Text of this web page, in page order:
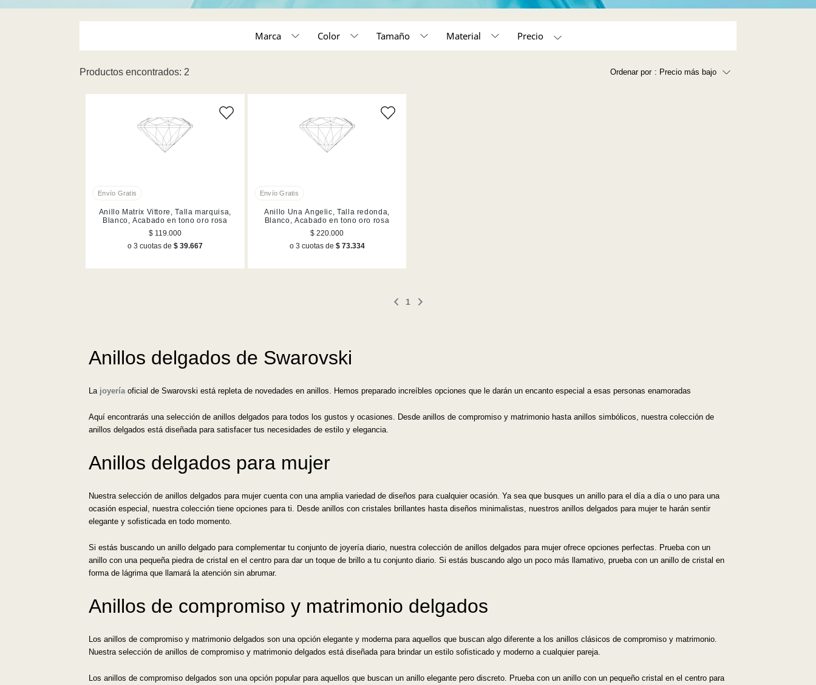
Marca
Swarovski (2)
Color Tamaño Material
50,000 - 150,000 (1) 150,000 - 250,000 (1)
Productos encontrados: 2 Ordenar por : Precio más bajo
Anillo Matrix Vittore, Talla marquisa,
Blanco, Acabado en tono oro rosa
$ 119.000
o 3 cuotas de $ 39.667
Anillo Una Angelic, Talla redonda,
Blanco, Acabado en tono oro rosa
$ 220.000
o 3 cuotas de $ 73.334
1
Anillos delgados de Swarovski
La joyeríaoficial de Swarovski está repleta de novedades en anillos. Hemos preparado increíbles opciones que le darán un encanto especial a esas personas enamoradas
Aquí encontrarás una selección de anillos delgados para todos los gustos y ocasiones. Desde anillos de compromiso y matrimonio hasta anillos simbólicos, nuestra colección de
anillos delgados está diseñada para satisfacer tus necesidades de estilo y elegancia.
Anillos delgados para mujer
Nuestra selección de anillos delgados para mujer cuenta con una amplia variedad de diseños para cualquier ocasión. Ya sea que busques un anillo para el día a día o uno para una
ocasión especial, nuestra colección tiene opciones para ti. Desde anillos con cristales brillantes hasta diseños minimalistas, nuestros anillos delgados para mujer te harán sentir
elegante y sofisticada en todo momento.
Si estás buscando un anillo delgado para complementar tu conjunto de joyería diario, nuestra colección de anillos delgados para mujer ofrece opciones perfectas. Prueba con un
anillo con una pequeña piedra de cristal en el centro para dar un toque de brillo a tu conjunto diario. Si estás buscando algo un poco más llamativo, prueba con un anillo de cristal en
forma de lágrima que llamará la atención sin abrumar.
Anillos de compromiso y matrimonio delgados
Los anillos de compromiso y matrimonio delgados son una opción elegante y moderna para aquellos que buscan algo diferente a los anillos clásicos de compromiso y matrimonio.
Nuestra selección de anillos de compromiso y matrimonio delgados está diseñada para brindar un estilo sofisticado y moderno a cualquier pareja.
Los anillos de compromiso delgados son una opción popular para aquellos que buscan un anillo elegante pero discreto. Prueba con un anillo con un pequeño cristal en el centro para